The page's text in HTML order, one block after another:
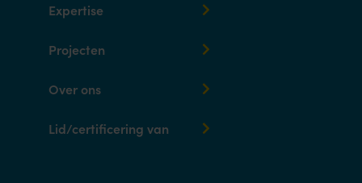
Expertise
Projecten
Over ons
Lid/certificering van